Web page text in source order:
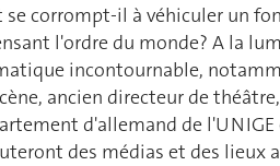
se corrompt-il à véhiculer un
l'ordre du monde? A la
incontournable,
ancien directeur de
d'allemand de l'UNIGE
des médias et des